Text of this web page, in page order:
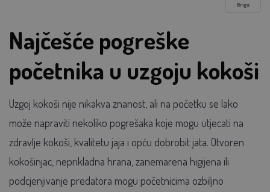
Briga
Najčešće pogreške
početnika u uzgoju kokoši
Uzgoj kokoši nije nikakva znanost, ali na početku se lako
može napraviti nekoliko pogrešaka koje mogu utjecati na
zdravlje kokoši, kvalitetu jaja i opću dobrobit jata. Otvoren
kokošinjac, neprikladna hrana, zanemarena higijena ili
podcjenjivanje predatora mogu početnicima ozbiljno